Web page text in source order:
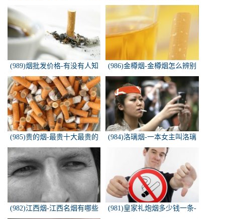
烟价格多少钱一包
(989)烟批发价格-有没有人知
道，各种香烟批发价？
(986)金樽烟-金樽烟怎么辨别
真假
(985)贵的烟-最贵十大最贵的
香烟是什么
(984)洛璃烟-一本女主叫洛璃
烟的快穿小说，叫什么名字来
着？？？
(982)江西烟-江西名烟有哪些
(981)皇家礼炮烟多少钱一条-